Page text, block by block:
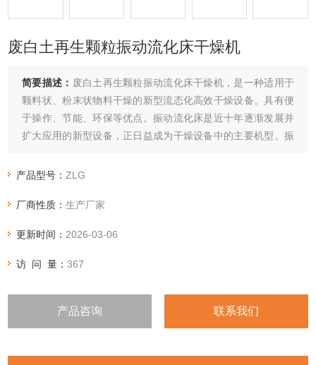
废白土再生颗粒振动流化床干燥机
简要描述： 废白土再生颗粒振动流化床干燥机，是一种适用于
颗料状、粉末状物料干燥的新型流态化高效干燥设备。具有便
于操作、节能、环保等优点。振动流化床是近十年逐渐发展并
扩大应用的新型设备，正日益成为干燥设备中的主要机型。振
新型干燥装置。这个振动源依其激振方法可分为电动机法、电
产品型号：ZLG
厂商性质：生产厂家
更新时间： 2026-03-06
访 问 量：367
产品咨询 联系我们